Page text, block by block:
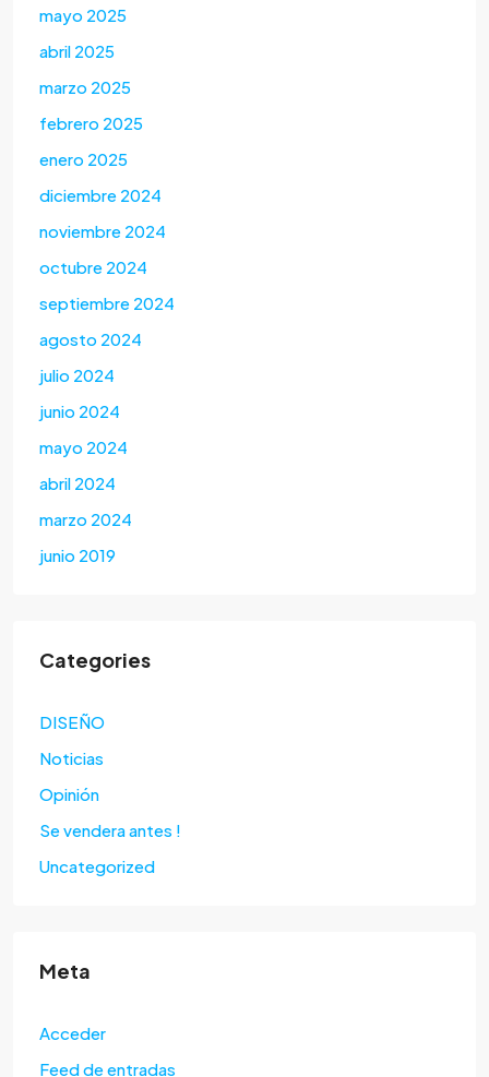
mayo 2025
abril 2025
marzo 2025
febrero 2025
enero 2025
diciembre 2024
noviembre 2024
octubre 2024
septiembre 2024
agosto 2024
julio 2024
junio 2024
mayo 2024
abril 2024
marzo 2024
junio 2019
Categories
DISEÑO
Noticias
Opinión
Se vendera antes !
Uncategorized
Meta
Acceder
Feed de entradas